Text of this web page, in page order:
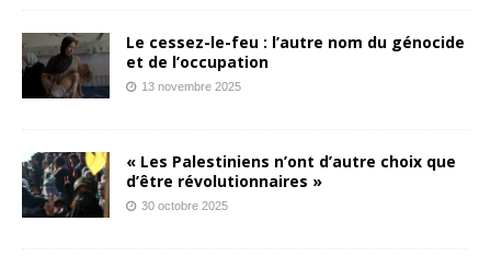
Le cessez-le-feu : l’autre nom du génocide
et de l’occupation
13 novembre 2025
« Les Palestiniens n’ont d’autre choix que
d’être révolutionnaires »
30 octobre 2025